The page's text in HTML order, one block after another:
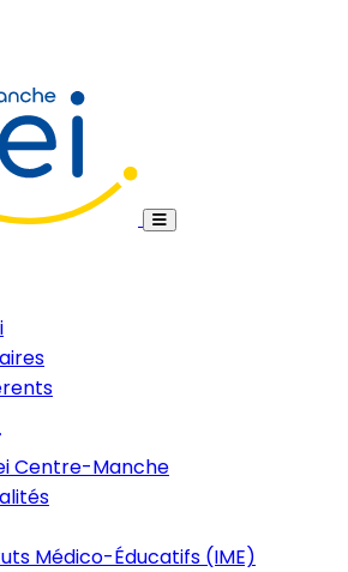
Centre-Manche
Médico-Éducatifs (IME)